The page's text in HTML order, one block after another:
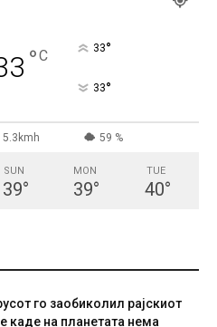
°C 33°
33°
5.3kmh 59 %
SUN
39°
MON
39°
TUE
40°
го заобиколил рајскиот
каде на планетата нема